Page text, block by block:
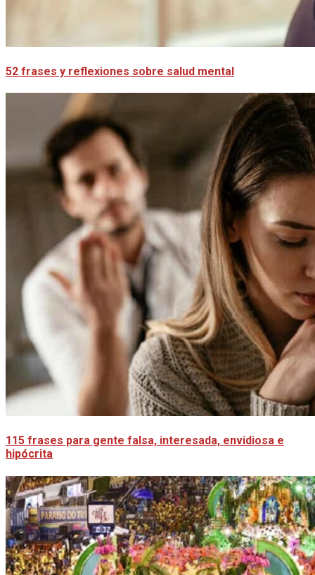
52 frases y reflexiones sobre salud mental
115 frases para gente falsa, interesada, envidiosa e
hipócrita